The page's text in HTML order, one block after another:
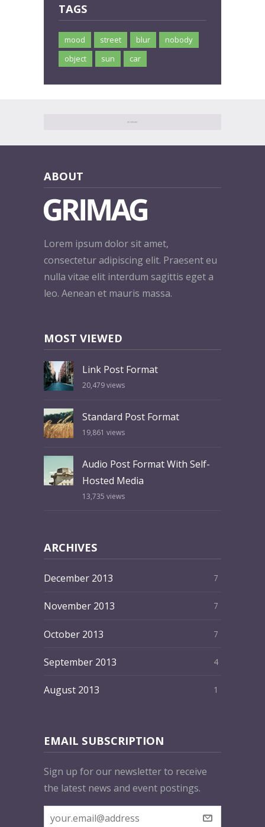
TAGS
mood street blur
nobody
object
sun car
ABOUT
Lorem ipsum dolor sit amet,
consectetur adipiscing elit. Praesent eu
nulla vitae elit interdum sagittis eget a
leo. Aenean et mauris massa.
MOST VIEWED
Link Post Format
20,479views
Standard Post Format
19,861 views
Audio Post Format With Self-
Hosted Media
13,735 views
ARCHIVES
December 2013 7
November 2013 7
October 2013 7
September 2013 4
August 2013 1
EMAIL SUBSCRIPTION
Sign up for our newsletter to receive
the latest news and event postings.